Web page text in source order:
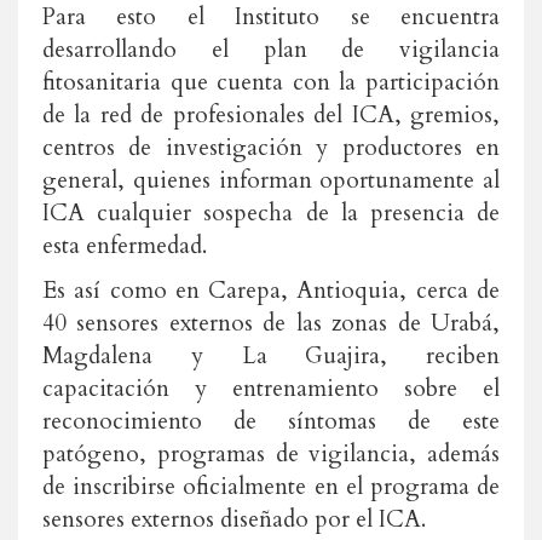
Para esto el Instituto se encuentra
desarrollando el plan de vigilancia
fitosanitaria que cuenta con la participación
de la red de profesionales del ICA, gremios,
centros de investigación y productores en
general, quienes informan oportunamente al
ICA cualquier sospecha de la presencia de
esta enfermedad.
Es así como en Carepa, Antioquia, cerca de
40 sensores externos de las zonas de Urabá,
Magdalena y La Guajira, reciben
capacitación y entrenamiento sobre el
reconocimiento de síntomas de este
patógeno, programas de vigilancia, además
de inscribirse oficialmente en el programa de
sensores externos diseñado por el ICA.